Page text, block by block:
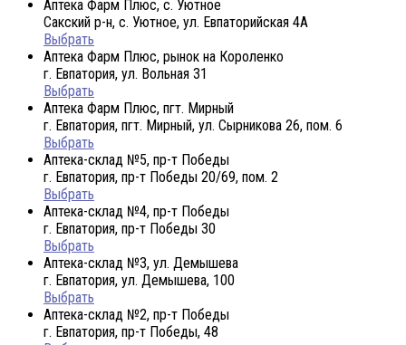
Аптека Фарм Плюс, с. Уютное
Сакский р-н, с. Уютное, ул. Евпаторийская 4А
Выбрать
Аптека Фарм Плюс, рынок на Короленко
г. Евпатория, ул. Вольная 31
Выбрать
Аптека Фарм Плюс, пгт. Мирный
г. Евпатория, пгт. Мирный, ул. Сырникова 26, пом. 6
Выбрать
Аптека-склад №5, пр-т Победы
г. Евпатория, пр-т Победы 20/69, пом. 2
Выбрать
Аптека-склад №4, пр-т Победы
г. Евпатория, пр-т Победы 30
Выбрать
Аптека-склад №3, ул. Демышева
г. Евпатория, ул. Демышева, 100
Выбрать
Аптека-склад №2, пр-т Победы
г. Евпатория, пр-т Победы, 48